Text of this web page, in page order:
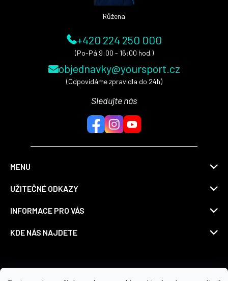
Růžena
+420 224 250 000
(Po-Pá 9:00 - 16:00 hod.)
objednavky@yoursport.cz
(Odpovídáme zpravidla do 24h)
Sledujte nás
MENU
UŽITEČNÉ ODKAZY
INFORMACE PRO VÁS
KDE NÁS NAJDETE
Možnosti dopravy